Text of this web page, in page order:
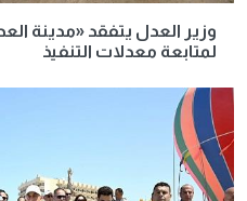
وزير العدل يتفقد «مدينة
لمتابعة معدلات التنفيذ